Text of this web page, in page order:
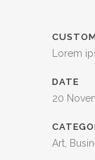
Lorem
DATE
20
Art,